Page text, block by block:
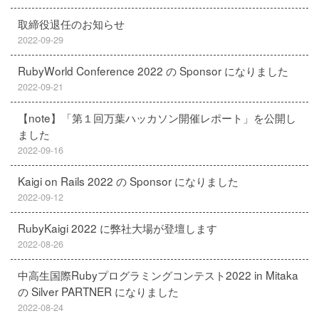
取締役退任のお知らせ
2022-09-29
RubyWorld Conference 2022 の Sponsor になりました
2022-09-21
【note】「第１回万葉ハッカソン開催レポート」を公開し
ました
2022-09-16
Kaigi on Rails 2022 の Sponsor になりました
2022-09-12
RubyKaigi 2022 に弊社大場が登壇します
2022-08-26
中高生国際Rubyプログラミングコンテスト2022 in Mitaka
の Silver PARTNER になりました
2022-08-24